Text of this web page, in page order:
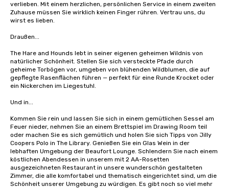
verlieben. Mit einem herzlichen, persönlichen Service in einem zweiten
Zuhause müssen Sie wirklich keinen Finger rühren. Vertrau uns, du
wirst es lieben.
Draußen...
The Hare and Hounds lebt in seiner eigenen geheimen Wildnis von
natürlicher Schönheit. Stellen Sie sich versteckte Pfade durch
geheime Torbögen vor, umgeben von blühenden Wildblumen, die auf
gepflegte Rasenflächen führen — perfekt für eine Runde Krocket oder
ein Nickerchen im Liegestuhl.
Und in...
Kommen Sie rein und lassen Sie sich in einem gemütlichen Sessel am
Feuer nieder, nehmen Sie an einem Brettspiel im Drawing Room teil
oder machen Sie es sich gemütlich und holen Sie sich Tipps von Jilly
Coopers Polo in The Library. Genießen Sie ein Glas Wein in der
lebhaften Umgebung der Beaufort Lounge. Schlendern Sie nach einem
köstlichen Abendessen in unserem mit 2 AA-Rosetten
ausgezeichneten Restaurant in unsere wunderschön gestalteten
Zimmer, die alle komfortabel und thematisch eingerichtet sind, um die
Schönheit unserer Umgebung zu würdigen. Es gibt noch so viel mehr